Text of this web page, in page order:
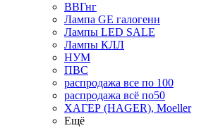
ВВГнг
Лампа GE галогенн
Лампы LED SALE
Лампы КЛЛ
НУМ
ПВС
распродажа все по 100
распродажа всё по50
ХАГЕР (HAGER), Moeller
Ещё